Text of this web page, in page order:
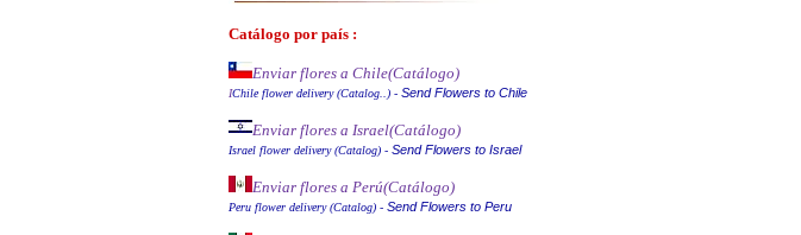
Catálogo por país :
Enviar flores a Chile(Catálogo)
IChile flower delivery (Catalog..) - Send Flowers to Chile
Enviar flores a Israel(Catálogo)
Israel flower delivery (Catalog) - Send Flowers to Israel
Enviar flores a Perú(Catálogo)
Peru flower delivery (Catalog) - Send Flowers to Peru